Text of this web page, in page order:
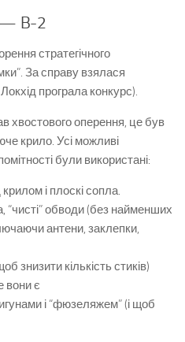
— B-2
стратегічного
За справу взялася
програла конкурс).
хвостового оперення, це був
крило. Усі можливі
були використані:
і плоскі сопла.
обводи (без найменших
антени, заклепки,
знизити кількість стиків)
вони є
і “фюзеляжем” (і щоб